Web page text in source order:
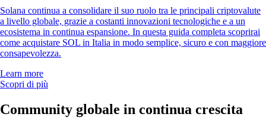
Solana continua a consolidare il suo ruolo tra le principali criptovalute
a livello globale, grazie a costanti innovazioni tecnologiche e a un
ecosistema in continua espansione. In questa guida completa scoprirai
come acquistare SOL in Italia in modo semplice, sicuro e con maggiore
consapevolezza.
Learn more
Scopri di più
Community globale in continua crescita